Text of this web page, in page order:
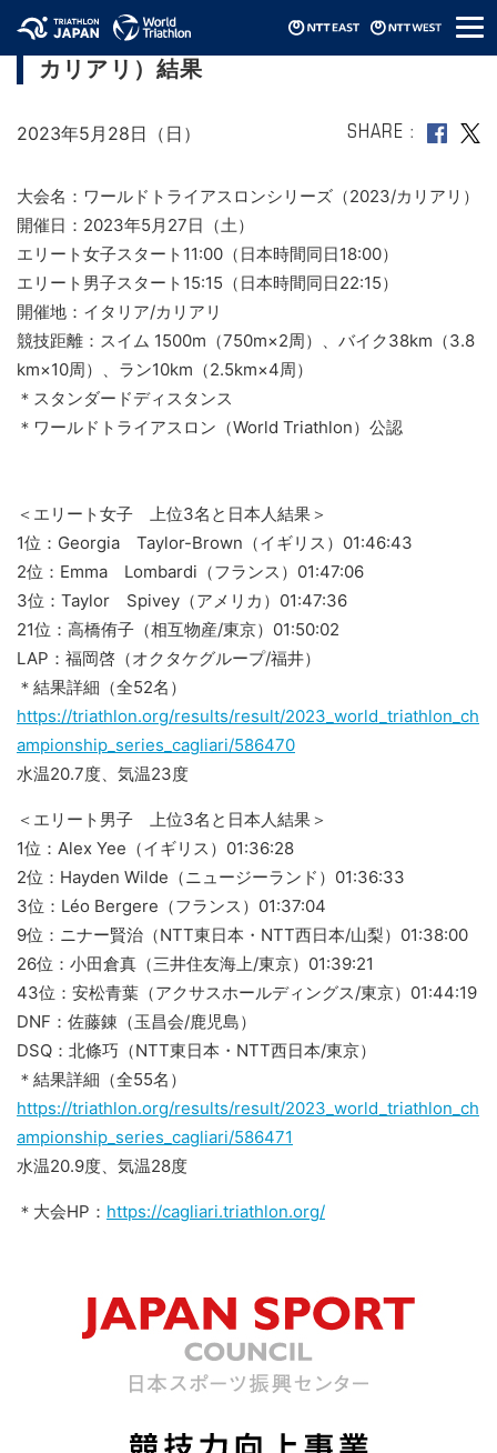
メ
ニ
ワールドトライアスロンシリーズ（2023/
カリアリ）結果
2023年5月28日（日） SHARE
大会名：ワールドトライアスロンシリーズ（2023/カリアリ）
開催日：2023年5月27日（土）
エリート女子スタート11:00（日本時間同日18:00）
エリート男子スタート15:15（日本時間同日22:15）
開催地：イタリア/カリアリ
競技距離：スイム 1500m（750m×2周）、バイク38km（3.8
km×10周）、ラン10km（2.5km×4周）
＊スタンダードディスタンス
＊ワールドトライアスロン（World Triathlon）公認
＜エリート女子 上位3名と日本人結果＞
1位：Georgia Taylor-Brown（イギリス）01:46:43
2位：Emma Lombardi（フランス）01:47:06
3位：Taylor Spivey（アメリカ）01:47:36
21位：高橋侑子（相互物産/東京）01:50:02
LAP：福岡啓（オクタケグループ/福井）
＊結果詳細（全52名）
https://triathlon.org/results/result/2023_world_triathlon_ch
ampionship_series_cagliari/586470
水温20.7度、気温23度
＜エリート男子 上位3名と日本人結果＞
1位：Alex Yee（イギリス）01:36:28
2位：Hayden Wilde（ニュージーランド）01:36:33
3位：Léo Bergere（フランス）01:37:04
9位：ニナー賢治（NTT東日本・NTT西日本/山梨）01:38:00
26位：小田倉真（三井住友海上/東京）01:39:21
43位：安松青葉（アクサスホールディングス/東京）01:44:19
DNF：佐藤錬（玉昌会/鹿児島）
DSQ：北條巧（NTT東日本・NTT西日本/東京）
＊結果詳細（全55名）
https://triathlon.org/results/result/2023_world_triathlon_ch
ampionship_series_cagliari/586471
水温20.9度、気温28度
＊大会HP： https://cagliari.triathlon.org/